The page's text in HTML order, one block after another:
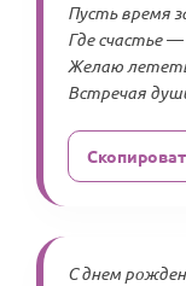
Пусть время
Где счастье
Желаю
Встречая
С днем